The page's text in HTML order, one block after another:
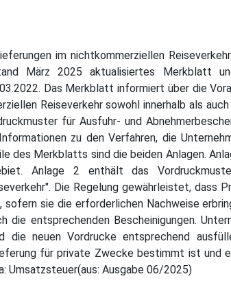
im nichtkommerziellen
März 2025 aktualisiertes Merkblatt
Das Merkblatt informiert über die
Reiseverkehr sowohl innerhalb als auch
für Ausfuhr- und
zu den Verfahren, die
des Merkblatts sind die beiden Anlagen.
Anlage 2 enthält das
Die Regelung gewährleistet, dass
sofern sie die erforderlichen Nachweise
entsprechenden Bescheinigungen.
neuen Vordrucke entsprechend
für private Zwecke bestimmt ist und
Umsatzsteuer(aus: Ausgabe 06/2025)